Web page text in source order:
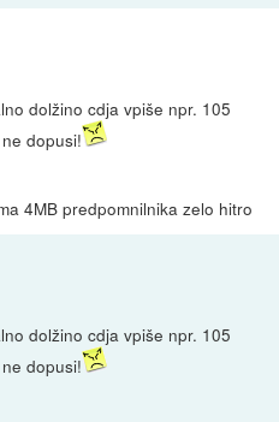
dolžino cdja vpiše npr. 105
dopusi!
4MB predpomnilnika zelo hitro
dolžino cdja vpiše npr. 105
dopusi!